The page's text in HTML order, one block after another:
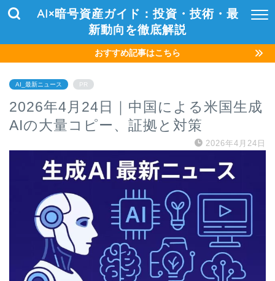
AI×暗号資産ガイド：投資・技術・最
新動向を徹底解説
おすすめ記事はこちら
AI_最新ニュース PR
2026年4月24日｜中国による米国生成
AIの大量コピー、証拠と対策
2026年4月24日